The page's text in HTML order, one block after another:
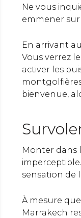
Ne vous
emmener
En arrivant
Vous verrez
activer les
bienvenue,
Monter dans
sensation de
À mesure
Marrakech